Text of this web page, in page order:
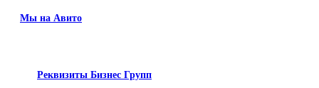
Мы на Авито
Реквизиты Бизнес Групп